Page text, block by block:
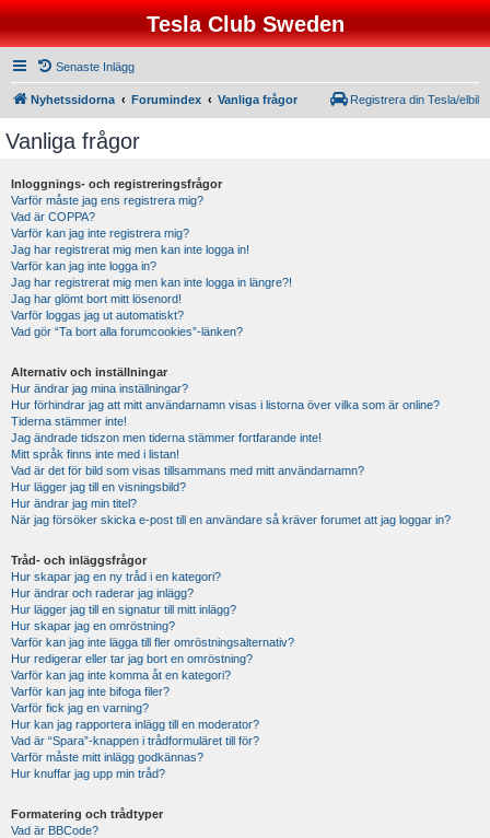
Tesla Club Sweden
Senaste Inlägg
Nyhetssidorna Forumindex Vanliga frågor Registrera din Tesla/elbil
Vanliga frågor
Inloggnings- och registreringsfrågor
Varför måste jag ens registrera mig?
Vad är COPPA?
Varför kan jag inte registrera mig?
Jag har registrerat mig men kan inte logga in!
Varför kan jag inte logga in?
Jag har registrerat mig men kan inte logga in längre?!
Jag har glömt bort mitt lösenord!
Varför loggas jag ut automatiskt?
Vad gör “Ta bort alla forumcookies”-länken?
Alternativ och inställningar
Hur ändrar jag mina inställningar?
Hur förhindrar jag att mitt användarnamn visas i listorna över vilka som är online?
Tiderna stämmer inte!
Jag ändrade tidszon men tiderna stämmer fortfarande inte!
Mitt språk finns inte med i listan!
Vad är det för bild som visas tillsammans med mitt användarnamn?
Hur lägger jag till en visningsbild?
Hur ändrar jag min titel?
När jag försöker skicka e-post till en användare så kräver forumet att jag loggar in?
Tråd- och inläggsfrågor
Hur skapar jag en ny tråd i en kategori?
Hur ändrar och raderar jag inlägg?
Hur lägger jag till en signatur till mitt inlägg?
Hur skapar jag en omröstning?
Varför kan jag inte lägga till fler omröstningsalternativ?
Hur redigerar eller tar jag bort en omröstning?
Varför kan jag inte komma åt en kategori?
Varför kan jag inte bifoga filer?
Varför fick jag en varning?
Hur kan jag rapportera inlägg till en moderator?
Vad är “Spara”-knappen i trådformuläret till för?
Varför måste mitt inlägg godkännas?
Hur knuffar jag upp min tråd?
Formatering och trådtyper
Vad är BBCode?